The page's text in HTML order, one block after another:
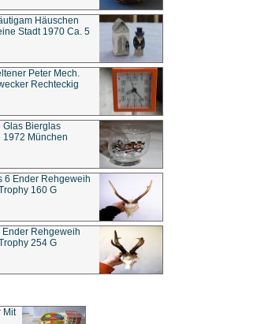
Häuschen
Stadt 1970 Ca. 5
Peter Mech.
Rechteckig
Glas Bierglas
1972 München
6 Ender Rehgeweih
160 G
Ender Rehgeweih
254 G
Mit